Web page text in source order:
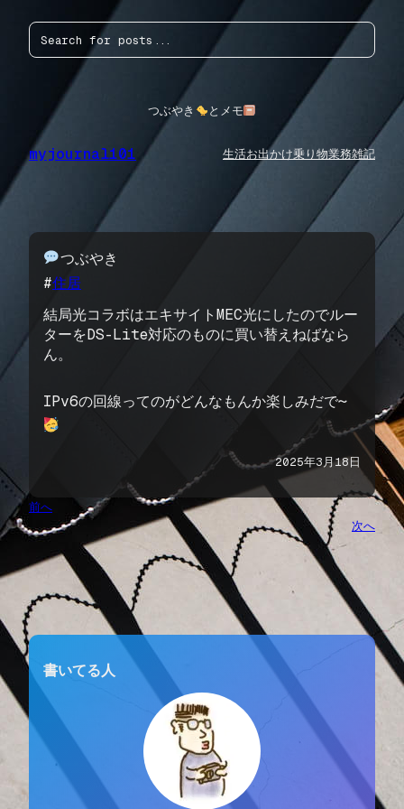
検
索
つぶやき とメモ
myjournal101 生活お出かけ乗り物業務雑記
つぶやき
#住居
結局光コラボはエキサイトMEC光にしたのでルー
ターをDS-Lite対応のものに買い替えねばなら
ん。
IPv6の回線ってのがどんなもんか楽しみだで〜
2025年3月18日
前へ
次へ
書いてる人